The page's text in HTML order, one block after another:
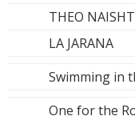
THEO
LA JARANA
Swimming in
One for the